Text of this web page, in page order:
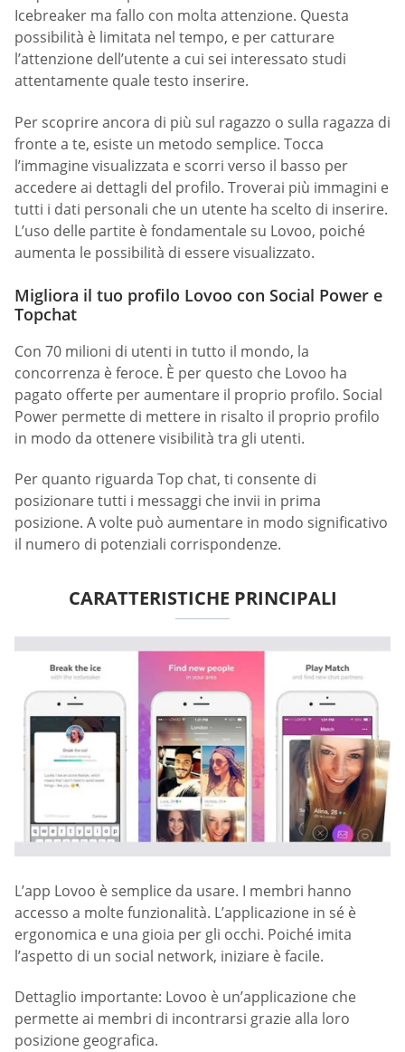
Icebreaker ma fallo con molta attenzione. Questa
possibilità è limitata nel tempo, e per catturare
l’attenzione dell’utente a cui sei interessato studi
attentamente quale testo inserire.
Per scoprire ancora di più sul ragazzo o sulla ragazza di
fronte a te, esiste un metodo semplice. Tocca
l’immagine visualizzata e scorri verso il basso per
accedere ai dettagli del profilo. Troverai più immagini e
tutti i dati personali che un utente ha scelto di inserire.
L’uso delle partite è fondamentale su Lovoo, poiché
aumenta le possibilità di essere visualizzato.
Migliora il tuo profilo Lovoo con Social Power e
Topchat
Con 70 milioni di utenti in tutto il mondo, la
concorrenza è feroce. È per questo che Lovoo ha
pagato offerte per aumentare il proprio profilo. Social
Power permette di mettere in risalto il proprio profilo
in modo da ottenere visibilità tra gli utenti.
Per quanto riguarda Top chat, ti consente di
posizionare tutti i messaggi che invii in prima
posizione. A volte può aumentare in modo significativo
il numero di potenziali corrispondenze.
CARATTERISTICHE PRINCIPALI
L’app Lovoo è semplice da usare. I membri hanno
accesso a molte funzionalità. L’applicazione in sé è
ergonomica e una gioia per gli occhi. Poiché imita
l’aspetto di un social network, iniziare è facile.
Dettaglio importante: Lovoo è un’applicazione che
permette ai membri di incontrarsi grazie alla loro
posizione geografica.